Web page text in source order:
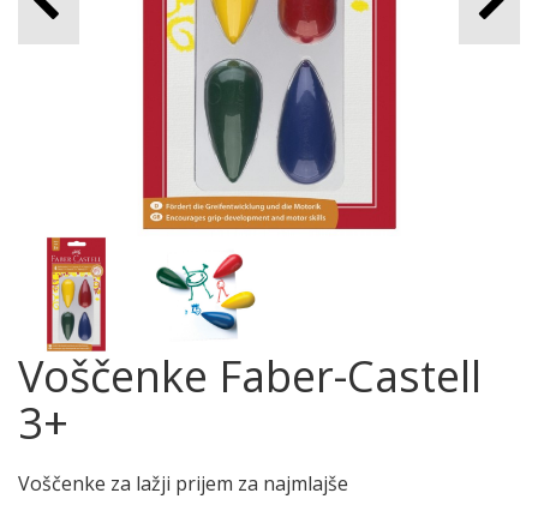
Voščenke Faber-Castell
3+
Voščenke za lažji prijem za najmlajše